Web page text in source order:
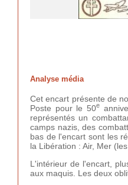
Analyse média
Cet encart présente de
Poste pour le 50e
représentés un
camps nazis, des
bas de l'encart sont les
la Libération : Air, Mer
L'intérieur de l'encart,
aux maquis. Les deux